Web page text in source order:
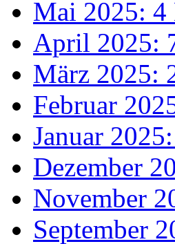
Mai 2025: 4
April 2025:
März 2025:
Februar
Januar
Dezember
November
September